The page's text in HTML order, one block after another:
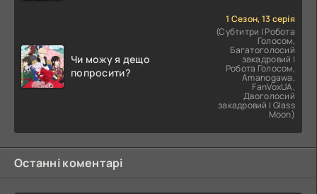
Чи можу я дещо
попросити?
1 Сезон, 13 серія
(Субтитри | Робота
Голосом,
Багатоголосий
закадровий |
Робота Голосом,
Amanogawa,
FanVoxUA,
Двоголосий
закадровий | Glass
Moon)
Останні коментарі